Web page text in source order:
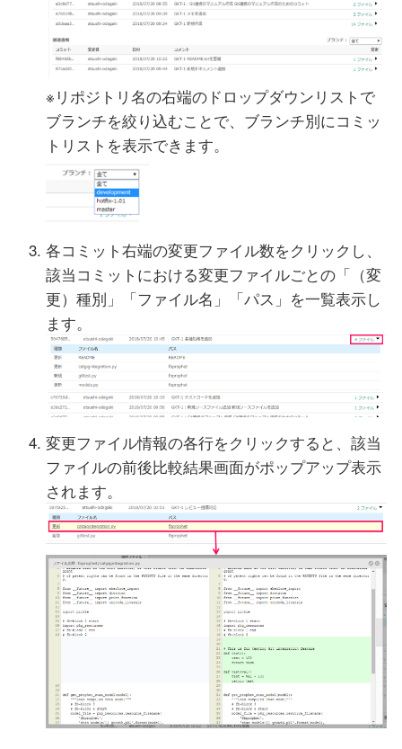
※リポジトリ名の右端のドロップダウンリストで
ブランチを絞り込むことで、ブランチ別にコミッ
トリストを表示できます。
各コミット右端の変更ファイル数をクリックし、
該当コミットにおける変更ファイルごとの「（変
更）種別」「ファイル名」「パス」を一覧表示し
ます。
変更ファイル情報の各行をクリックすると、該当
ファイルの前後比較結果画面がポップアップ表示
されます。